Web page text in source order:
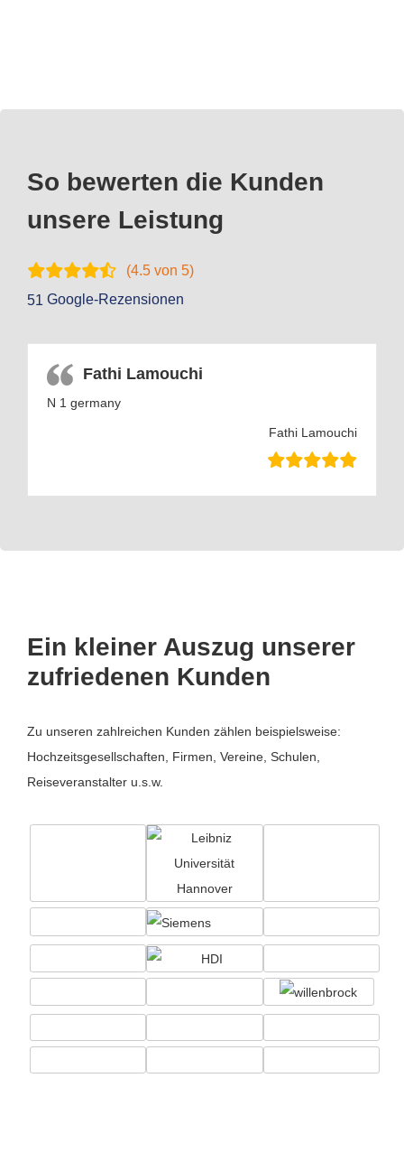
So bewerten die Kunden
unsere Leistung
(4.5 von 5)
51 Google-Rezensionen
Fathi Lamouchi
N 1 germany
Fathi Lamouchi
Ein kleiner Auszug unserer
zufriedenen Kunden
Zu unseren zahlreichen Kunden zählen beispielsweise:
Hochzeitsgesellschaften, Firmen, Vereine, Schulen,
Reiseveranstalter u.s.w.